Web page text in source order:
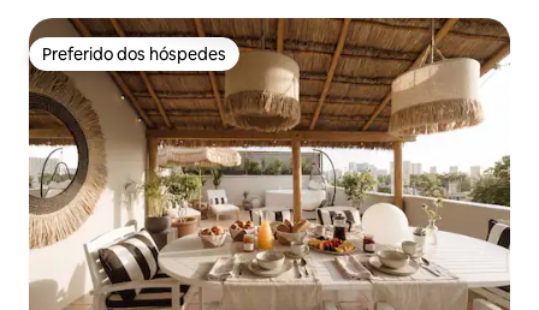
Preferido dos hóspedes
Preferido dos hóspedes